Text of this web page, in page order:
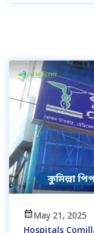
May 21, 2025
Hospitals